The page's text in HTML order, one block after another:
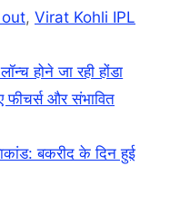
, Virat Kohli IPL
होने जा रही होंडा
फीचर्स और संभावित
बकरीद के दिन हुई